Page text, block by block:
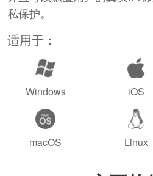
私保护。
适用于：
Windows iOS
macOS Linux